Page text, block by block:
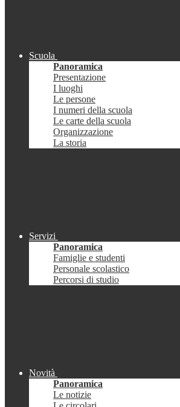
Scuola
Panoramica
Presentazione
I luoghi
Le persone
I numeri della scuola
Le carte della scuola
Organizzazione
La storia
Servizi
Panoramica
Famiglie e studenti
Personale scolastico
Percorsi di studio
Novità
Panoramica
Le notizie